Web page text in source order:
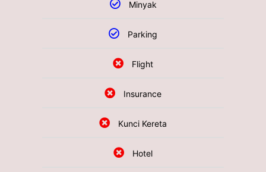
Minyak
Parking
Flight
Insurance
Kunci Kereta
Hotel